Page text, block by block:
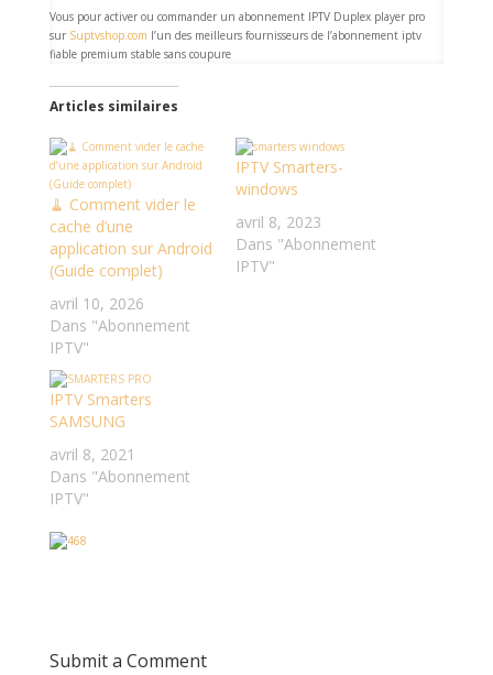
Vous pour activer ou commander un abonnement IPTV Duplex player pro
sur Suptvshop.com l’un des meilleurs fournisseurs de l’abonnement iptv
fiable premium stable sans coupure
Articles similaires
🧹 Comment vider le
cache d’une
application sur Android
(Guide complet)
avril 10, 2026
Dans "Abonnement
IPTV"
IPTV Smarters-
windows
avril 8, 2023
Dans "Abonnement
IPTV"
IPTV Smarters
SAMSUNG
avril 8, 2021
Dans "Abonnement
IPTV"
Submit a Comment